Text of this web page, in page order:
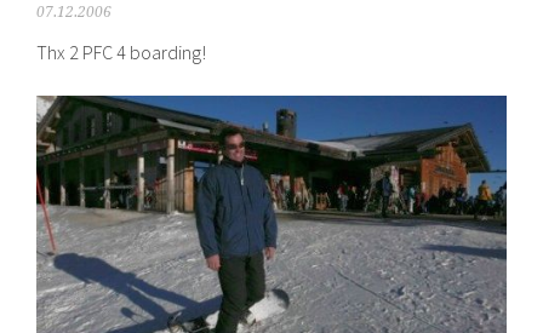
07.12.2006
Thx 2 PFC 4 boarding!